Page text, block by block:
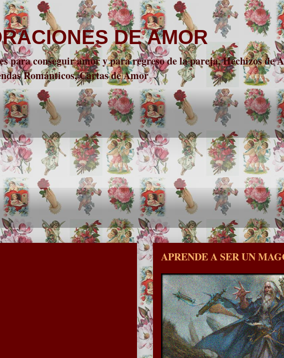
DE AMOR
para conseguir amor y para regreso de la pareja, Hechizos de
Románticos, Cartas de Amor
APRENDE A SER UN